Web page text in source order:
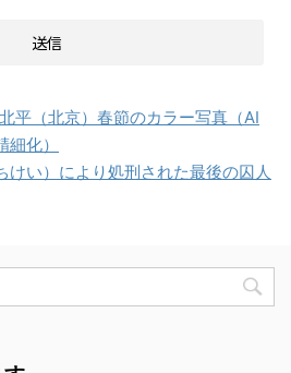
平（北京）春節のカラー写真（AI
化）
けい）により処刑された最後の囚人